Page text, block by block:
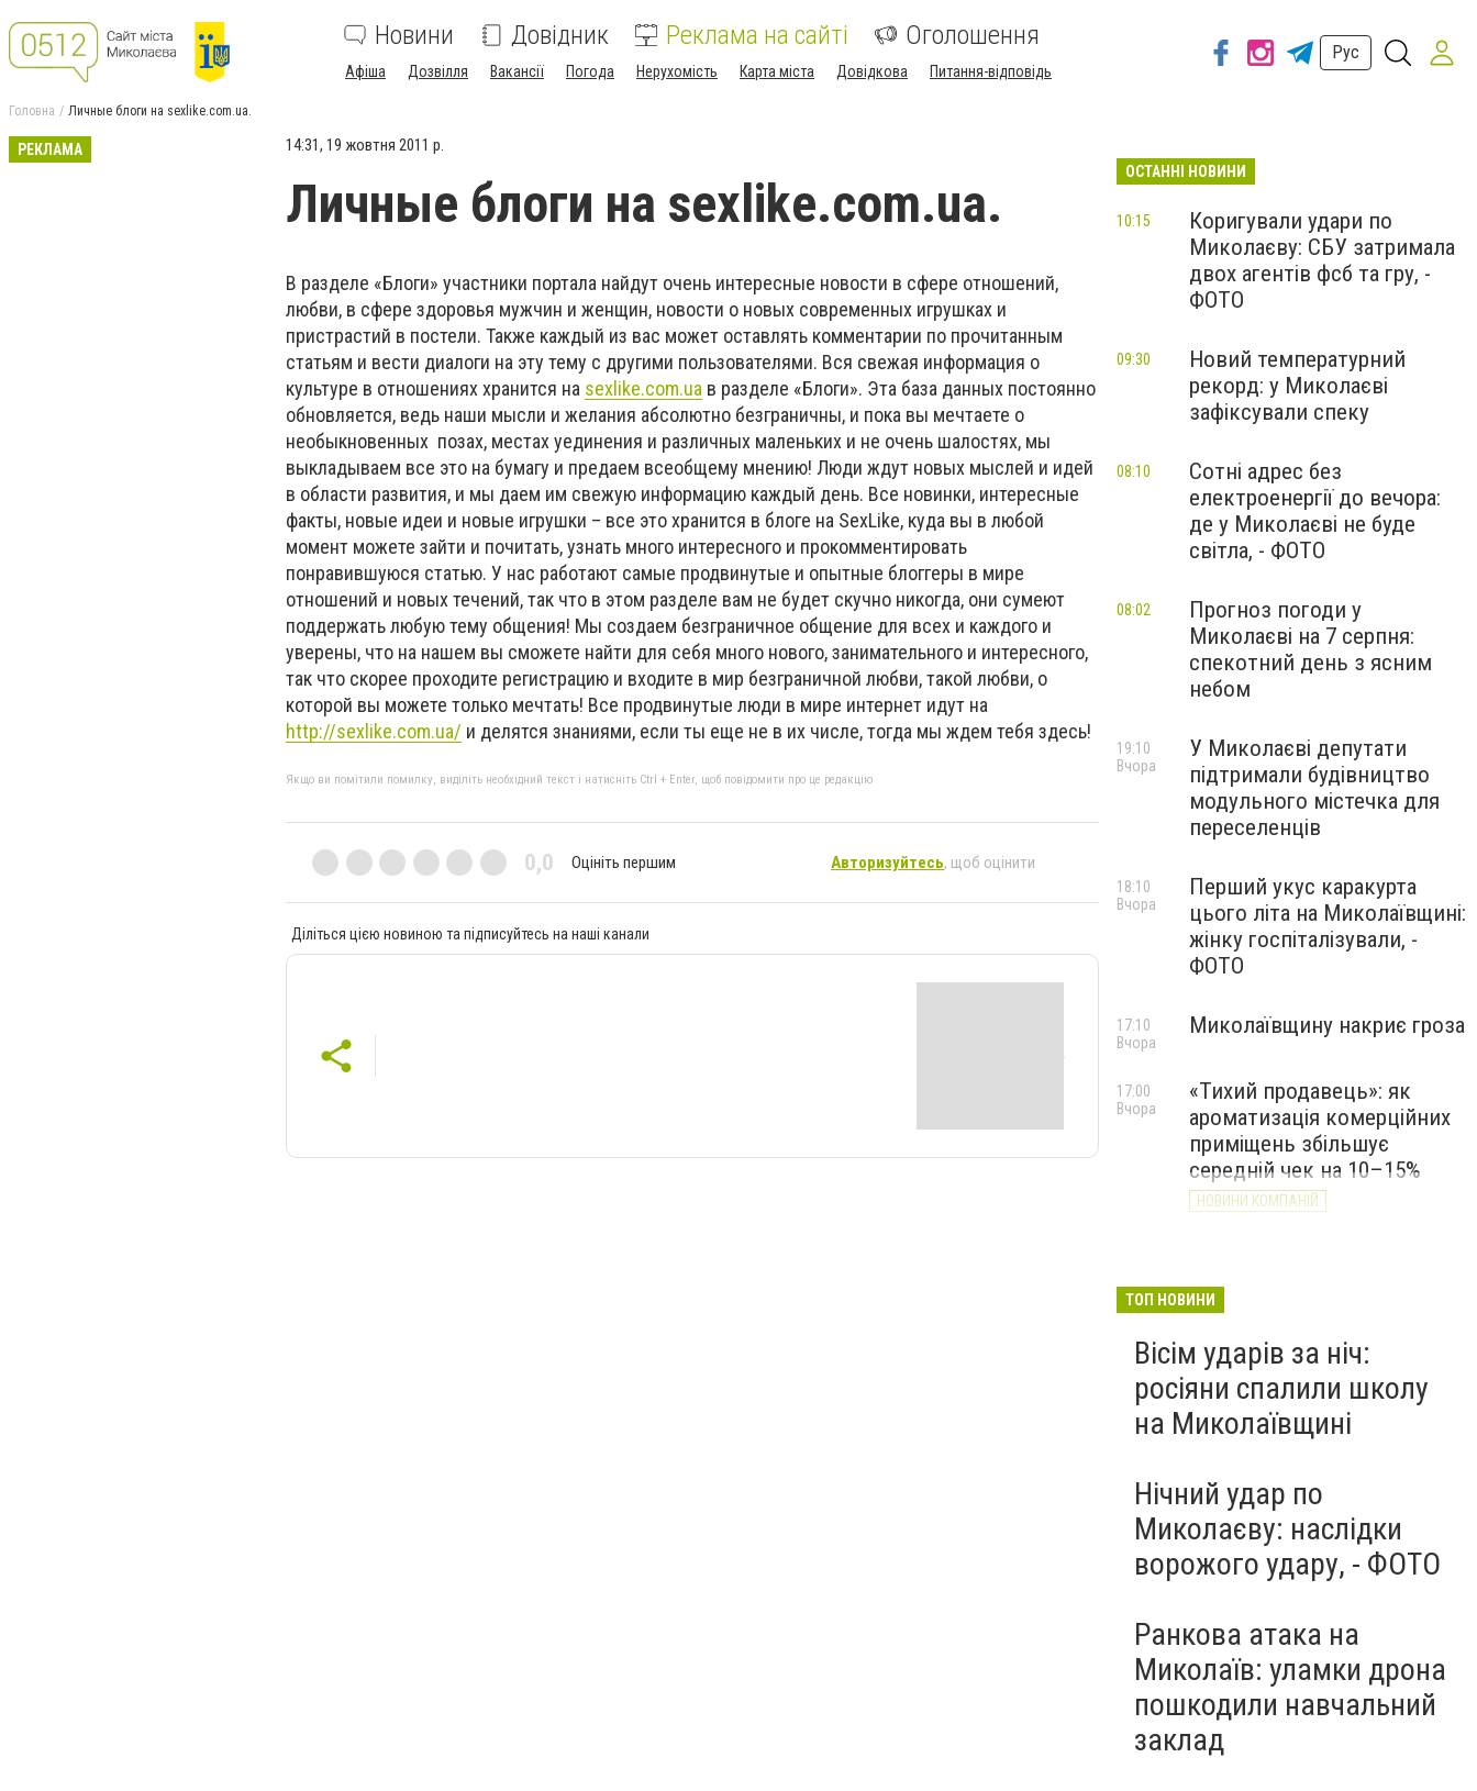
Новини Довідник Реклама на сайті Оголошення
Афіша Дозвілля Вакансії Погода Нерухомість Карта міста Довідкова Питання-відповідь
Рус
Головна Личные блоги на sexlike.com.ua.
РЕКЛАМА 14:31, 19 жовтня 2011 р.
Личные блоги на sexlike.com.ua.
В разделе «Блоги» участники портала найдут очень интересные новости в сфере отношений,
любви, в сфере здоровья мужчин и женщин, новости о новых современных игрушках и
пристрастий в постели. Также каждый из вас может оставлять комментарии по прочитанным
статьям и вести диалоги на эту тему с другими пользователями. Вся свежая информация о
культуре в отношениях хранится на sexlike.com.ua в разделе «Блоги». Эта база данных постоянно
обновляется, ведь наши мысли и желания абсолютно безграничны, и пока вы мечтаете о
необыкновенных позах, местах уединения и различных маленьких и не очень шалостях, мы
выкладываем все это на бумагу и предаем всеобщему мнению! Люди ждут новых мыслей и идей
в области развития, и мы даем им свежую информацию каждый день. Все новинки, интересные
факты, новые идеи и новые игрушки – все это хранится в блоге на SexLike, куда вы в любой
момент можете зайти и почитать, узнать много интересного и прокомментировать
понравившуюся статью. У нас работают самые продвинутые и опытные блоггеры в мире
отношений и новых течений, так что в этом разделе вам не будет скучно никогда, они сумеют
поддержать любую тему общения! Мы создаем безграничное общение для всех и каждого и
уверены, что на нашем вы сможете найти для себя много нового, занимательного и интересного,
так что скорее проходите регистрацию и входите в мир безграничной любви, такой любви, о
которой вы можете только мечтать! Все продвинутые люди в мире интернет идут на
http://sexlike.com.ua/ и делятся знаниями, если ты еще не в их числе, тогда мы ждем тебя здесь!
Якщо ви помітили помилку, виділіть необхідний текст і натисніть Ctrl + Enter, щоб повідомити про це редакцію
0,0 Оцініть першим Авторизуйтесь, щоб оцінити
Діліться цією новиною та підписуйтесь на наші канали
ОСТАННІ НОВИНИ
Коригували удари по
Миколаєву: СБУ затримала
двох агентів фсб та гру, -
ФОТО
10:15
Новий температурний
рекорд: у Миколаєві
зафіксували спеку
09:30
Сотні адрес без
електроенергії до вечора:
де у Миколаєві не буде
світла, - ФОТО
08:10
Прогноз погоди у
Миколаєві на 7 серпня:
спекотний день з ясним
небом
08:02
У Миколаєві депутати
підтримали будівництво
модульного містечка для
переселенців
19:10
Вчора
Перший укус каракурта
цього літа на Миколаївщині:
жінку госпіталізували, -
ФОТО
18:10
Вчора
Миколаївщину накриє гроза
17:10
Вчора
«Тихий продавець»: як
ароматизація комерційних
приміщень збільшує
середній чек на 10–15%
НОВИНИ КОМПАНІЙ
17:00
Вчора
ТОП НОВИНИ
Вісім ударів за ніч:
росіяни спалили школу
на Миколаївщині
Нічний удар по
Миколаєву: наслідки
ворожого удару, - ФОТО
Ранкова атака на
Миколаїв: уламки дрона
пошкодили навчальний
заклад